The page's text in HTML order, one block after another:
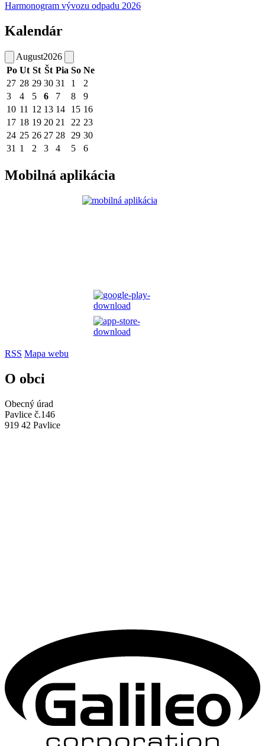
Harmonogram vývozu odpadu 2026
Kalendár
August2026
Po Ut St Št Pia So Ne
27 28 29 30 31 1
2
3
4 5 6 7 8
9
10 11 12 13 14 15 16
17 18 19 20 21 22 23
24 25 26 27 28 29 30
31 1 2 3 4 5 6
Mobilná aplikácia
RSS Mapa webu
O obci
Obecný úrad
Pavlice č.146
919 42 Pavlice